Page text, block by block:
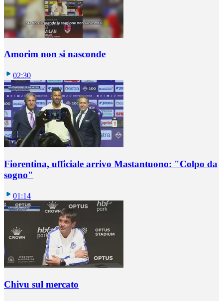
Amorim non si nasconde
02:30
Fiorentina, ufficiale arrivo Mastantuono: "Colpo da
sogno"
01:14
Chivu sul mercato